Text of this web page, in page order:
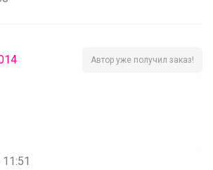
Автор уже получил заказ!